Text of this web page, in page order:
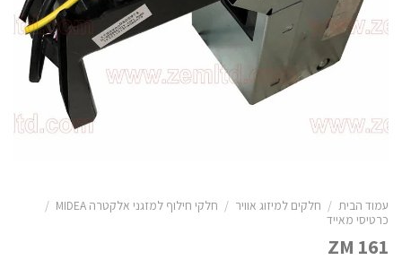
עמוד הבית / חלקים למיזוג אוויר / חלקי חילוף למזגני אלקטרה MIDEA
/
כרטיסי מאייד
ZM 161